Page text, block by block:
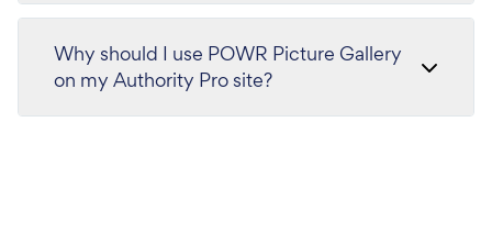
Why should I use POWR Picture Gallery
on my Authority Pro site?